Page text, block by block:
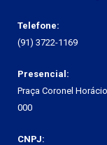
Telefone:
(91) 3722-1169
Presencial:
Praça Coronel
000
CNPJ: